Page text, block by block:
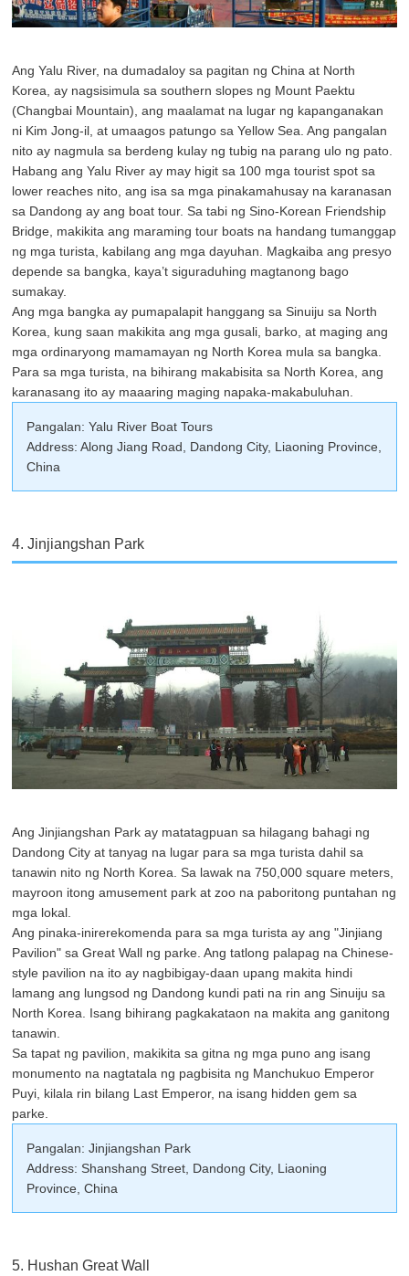
Ang Yalu River, na dumadaloy sa pagitan ng China at North
Korea, ay nagsisimula sa southern slopes ng Mount Paektu
(Changbai Mountain), ang maalamat na lugar ng kapanganakan
ni Kim Jong-il, at umaagos patungo sa Yellow Sea. Ang pangalan
nito ay nagmula sa berdeng kulay ng tubig na parang ulo ng pato.
Habang ang Yalu River ay may higit sa 100 mga tourist spot sa
lower reaches nito, ang isa sa mga pinakamahusay na karanasan
sa Dandong ay ang boat tour. Sa tabi ng Sino-Korean Friendship
Bridge, makikita ang maraming tour boats na handang tumanggap
ng mga turista, kabilang ang mga dayuhan. Magkaiba ang presyo
depende sa bangka, kaya’t siguraduhing magtanong bago
sumakay.
Ang mga bangka ay pumapalapit hanggang sa Sinuiju sa North
Korea, kung saan makikita ang mga gusali, barko, at maging ang
mga ordinaryong mamamayan ng North Korea mula sa bangka.
Para sa mga turista, na bihirang makabisita sa North Korea, ang
karanasang ito ay maaaring maging napaka-makabuluhan.
Pangalan: Yalu River Boat Tours
Address: Along Jiang Road, Dandong City, Liaoning Province,
China
4. Jinjiangshan Park
Ang Jinjiangshan Park ay matatagpuan sa hilagang bahagi ng
Dandong City at tanyag na lugar para sa mga turista dahil sa
tanawin nito ng North Korea. Sa lawak na 750,000 square meters,
mayroon itong amusement park at zoo na paboritong puntahan ng
mga lokal.
Ang pinaka-inirerekomenda para sa mga turista ay ang "Jinjiang
Pavilion" sa Great Wall ng parke. Ang tatlong palapag na Chinese-
style pavilion na ito ay nagbibigay-daan upang makita hindi
lamang ang lungsod ng Dandong kundi pati na rin ang Sinuiju sa
North Korea. Isang bihirang pagkakataon na makita ang ganitong
tanawin.
Sa tapat ng pavilion, makikita sa gitna ng mga puno ang isang
monumento na nagtatala ng pagbisita ng Manchukuo Emperor
Puyi, kilala rin bilang Last Emperor, na isang hidden gem sa
parke.
Pangalan: Jinjiangshan Park
Address: Shanshang Street, Dandong City, Liaoning
Province, China
5. Hushan Great Wall